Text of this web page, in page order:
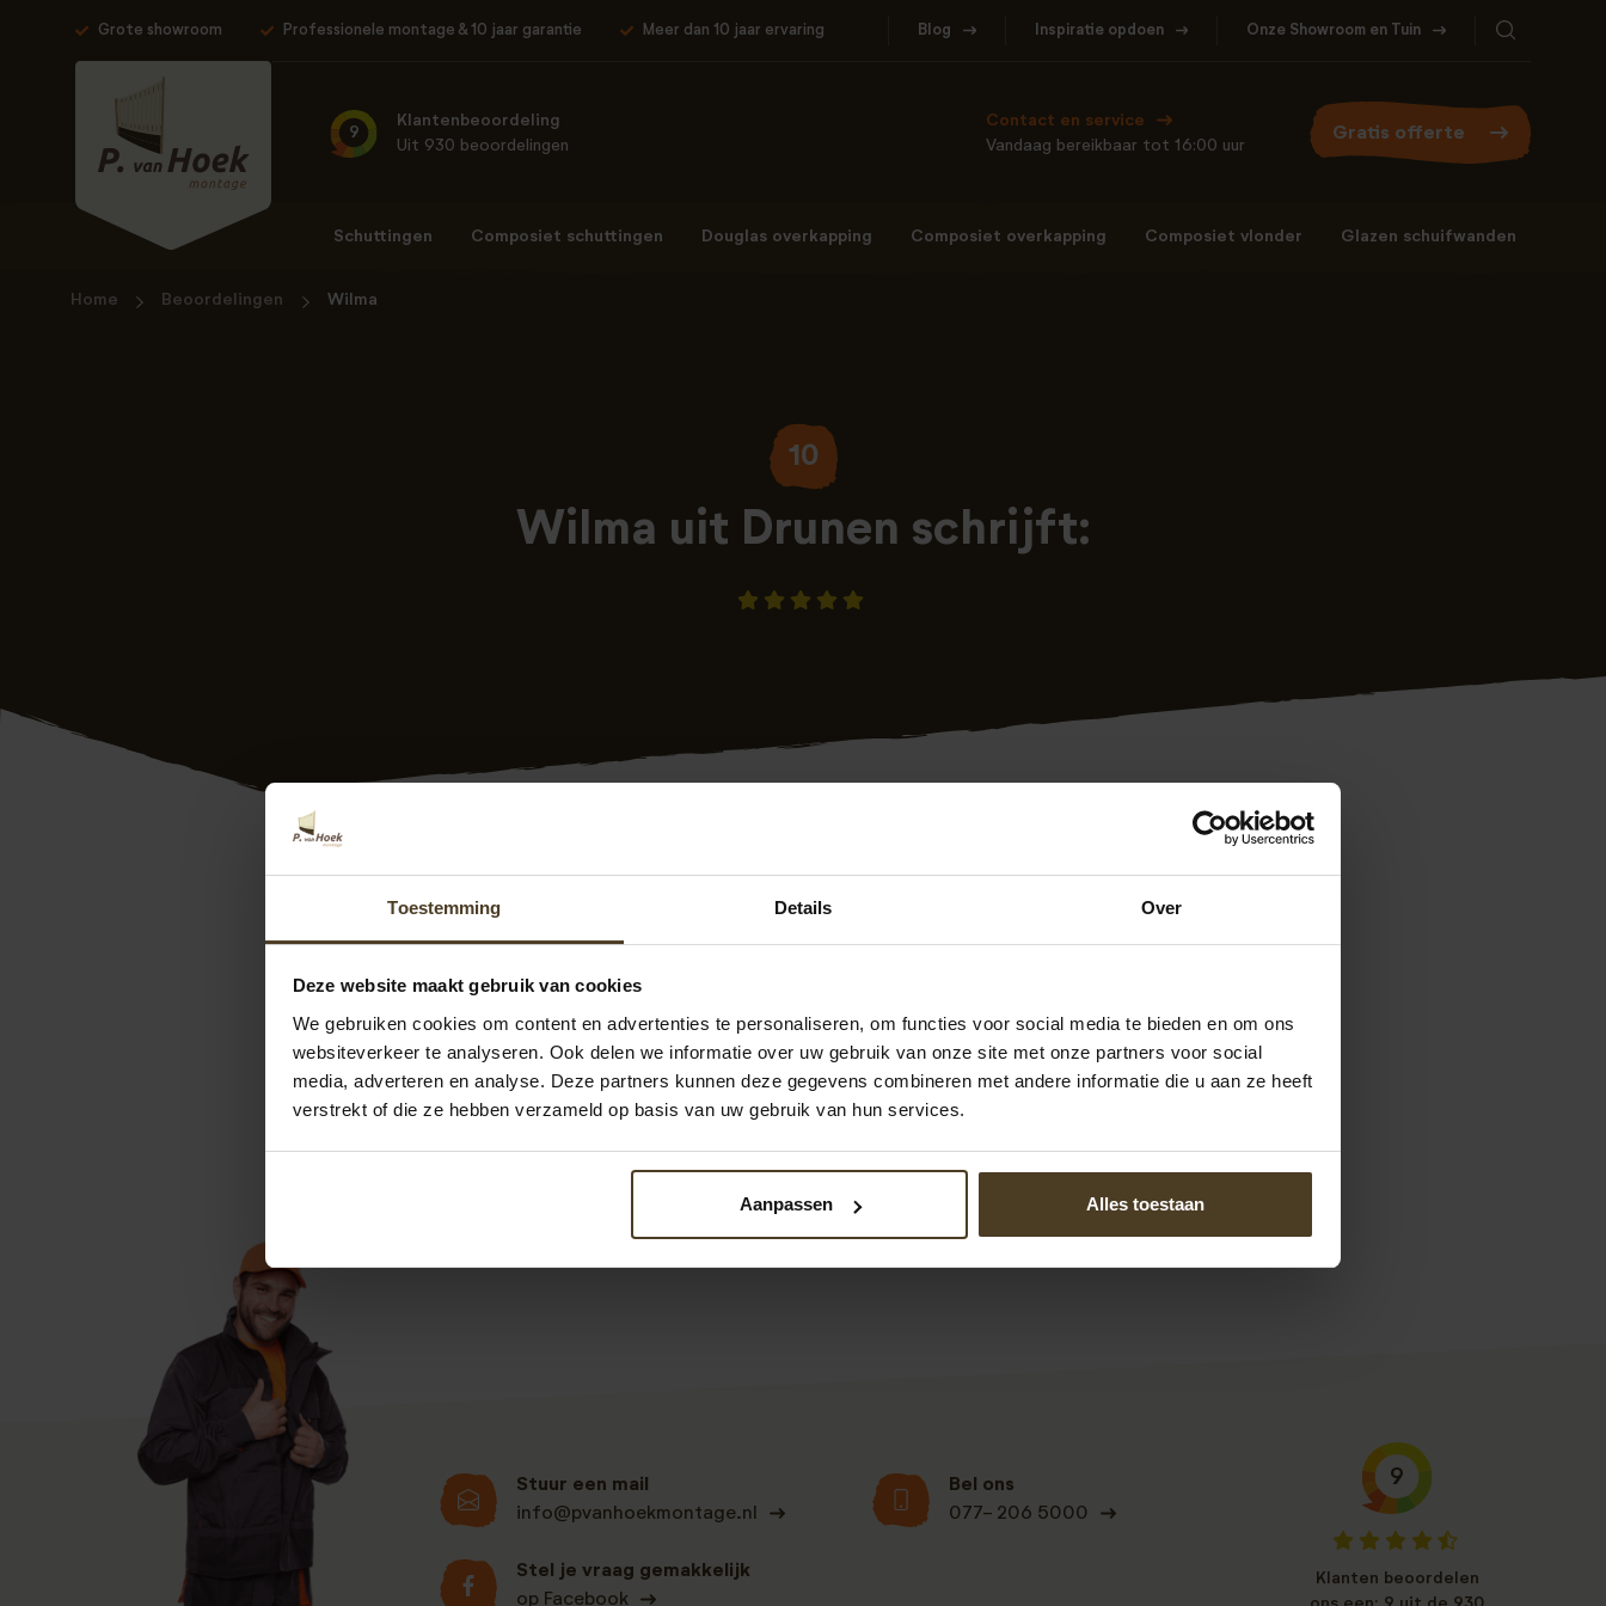
Toestemming Details Over
Deze website maakt gebruik van cookies
We gebruiken cookies om content en advertenties te personaliseren, om functies voor social media te bieden en om ons
websiteverkeer te analyseren. Ook delen we informatie over uw gebruik van onze site met onze partners voor social
media, adverteren en analyse. Deze partners kunnen deze gegevens combineren met andere informatie die u aan ze heeft
verstrekt of die ze hebben verzameld op basis van uw gebruik van hun services.
Aanpassen Alles toestaan
Grote showroom Professionele montage & 10 jaar garantie Meer dan 10 jaar ervaring Blog Inspiratie opdoen Onze Showroom en Tuin
9
Klantenbeoordeling
Uit 930 beoordelingen
Contact en service
Vandaag bereikbaar tot 16:00 uur
Gratis offerte
Schuttingen Composiet schuttingen Douglas overkapping Composiet overkapping Composiet vlonder Glazen schuifwanden
Home Beoordelingen Wilma
10
Wilma uit Drunen schrijft:
Wilma
Beetje later dan gepland, kan door omstandigheden voorkomen, is onze schutting gisteren zeer
Wij zijn er zeer tevreden over. Jammer dat we niet goed gemeten hadden waardoor we een heel
scherm mee terug hebben moeten geven. Maar ook dat viel onder de gemaakte afspraken, dus ook
daar geen kwaad woord over. Zeer keurige jongens, vriendelijk en harde werkers. Een aanrader!
Bekijk alle recensies
Stuur een mail
info@pvanhoekmontage.nl
Bel ons
077- 206 5000
Stel je vraag gemakkelijk
op Facebook
9
Klanten beoordelen